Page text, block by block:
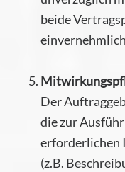
beide
Der
die zur
erforderlichen
(z.B.